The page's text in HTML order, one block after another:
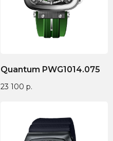
Quantum PWG1014.075
23 100 р.